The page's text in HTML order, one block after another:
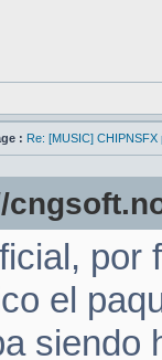
: Re: [MUSIC]
por
el
siendo